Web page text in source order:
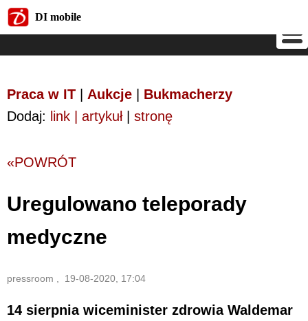
DI mobile
Praca w IT Aukcje
Bukmacherzy
Dodaj: link | artykuł| stronę
«POWRÓT
Uregulowano teleporady
medyczne
pressroom , 19-08-2020, 17:04
14 sierpnia wiceminister zdrowia Waldemar
DI mobile